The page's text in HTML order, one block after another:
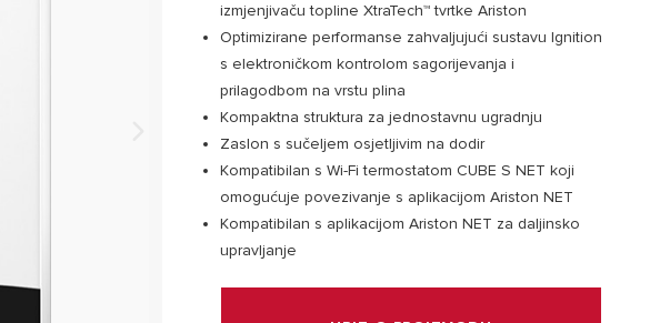
POSJETITE
izmjenjivaču topline XtraTech™ tvrtke Ariston
Optimizirane performanse zahvaljujući sustavu Ignition
s elektroničkom kontrolom sagorijevanja i
prilagodbom na vrstu plina
Kompaktna struktura za jednostavnu ugradnju
Zaslon s sučeljem osjetljivim na dodir
Kompatibilan s Wi-Fi termostatom CUBE S NET koji
omogućuje povezivanje s aplikacijom Ariston NET
Kompatibilan s aplikacijom Ariston NET za daljinsko
upravljanje